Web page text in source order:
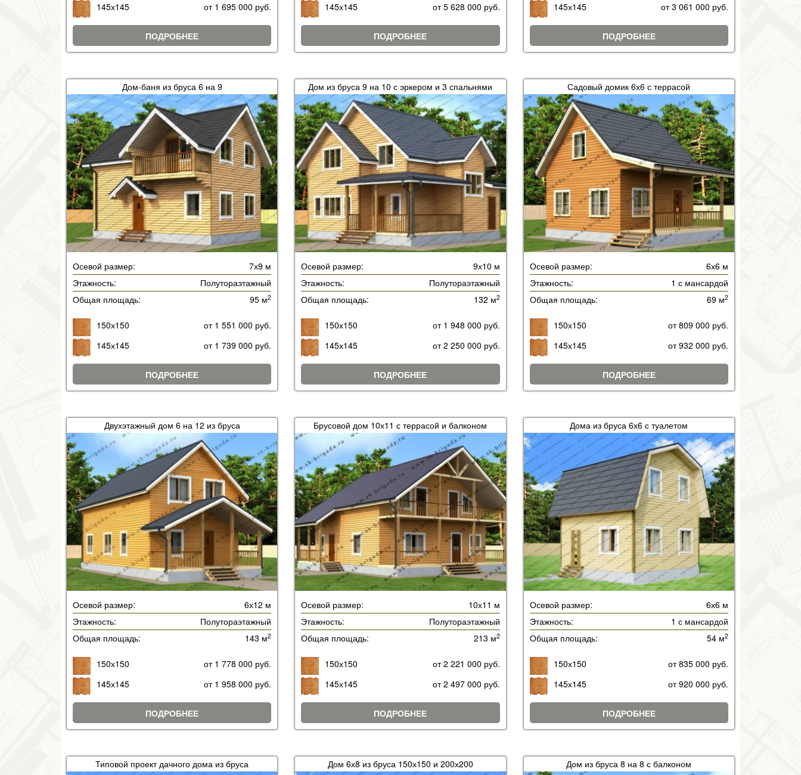
145х145
от 1 695 000 руб.
ПОДРОБНЕЕ
145х145
от 5 628 000 руб.
ПОДРОБНЕЕ
145х145
от 3 061 000 руб.
ПОДРОБНЕЕ
Дом-баня из бруса 6 на 9
Осевой размер:
7х9 м
Этажность:
Полутораэтажный
Общая площадь:
95 м2
150х150
от 1 551 000 руб.
145х145
от 1 739 000 руб.
ПОДРОБНЕЕ
Дом из бруса 9 на 10 с эркером и 3 спальнями
Осевой размер:
9х10 м
Этажность:
Полутораэтажный
Общая площадь:
132 м2
150х150
от 1 948 000 руб.
145х145
от 2 250 000 руб.
ПОДРОБНЕЕ
Садовый домик 6х6 с террасой
Осевой размер:
6х6 м
Этажность:
1 с мансардой
Общая площадь:
69 м2
150х150
от 809 000 руб.
145х145
от 932 000 руб.
ПОДРОБНЕЕ
Двухэтажный дом 6 на 12 из бруса
Осевой размер:
6х12 м
Этажность:
Полутораэтажный
Общая площадь:
143 м2
150х150
от 1 778 000 руб.
145х145
от 1 958 000 руб.
ПОДРОБНЕЕ
Брусовой дом 10х11 с террасой и балконом
Осевой размер:
10х11 м
Этажность:
Полутораэтажный
Общая площадь:
213 м2
150х150
от 2 221 000 руб.
145х145
от 2 497 000 руб.
ПОДРОБНЕЕ
Дома из бруса 6х6 с туалетом
Осевой размер:
6х6 м
Этажность:
1 с мансардой
Общая площадь:
54 м2
150х150
от 835 000 руб.
145х145
от 920 000 руб.
ПОДРОБНЕЕ
Типовой проект дачного дома из бруса Дом 6х8 из бруса 150х150 и 200х200 Дом из бруса 8 на 8 с балконом